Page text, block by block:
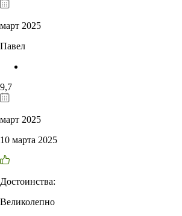
март 2025
Павел
9,7
март 2025
10 марта 2025
Достоинства:
Великолепно